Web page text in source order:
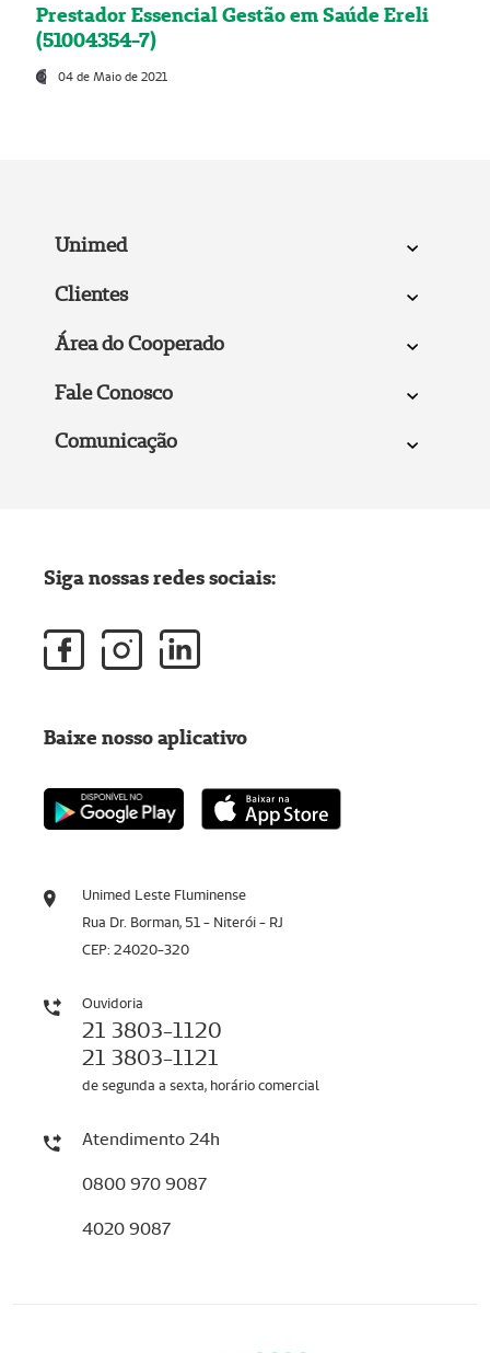
Prestador Essencial Gestão em Saúde Ereli
(51004354-7)
04 de Maio de 2021
Unimed
Clientes
Área do Cooperado
Fale Conosco
Comunicação
Unimed Leste Fluminense
Rua Dr. Borman, 51 - Niterói - RJ
CEP: 24020-320
Ouvidoria
21 3803-1120
21 3803-1121
de segunda a sexta, horário comercial
Atendimento 24h
0800 970 9087
4020 9087
Siga nossas redes sociais:
Baixe nosso aplicativo